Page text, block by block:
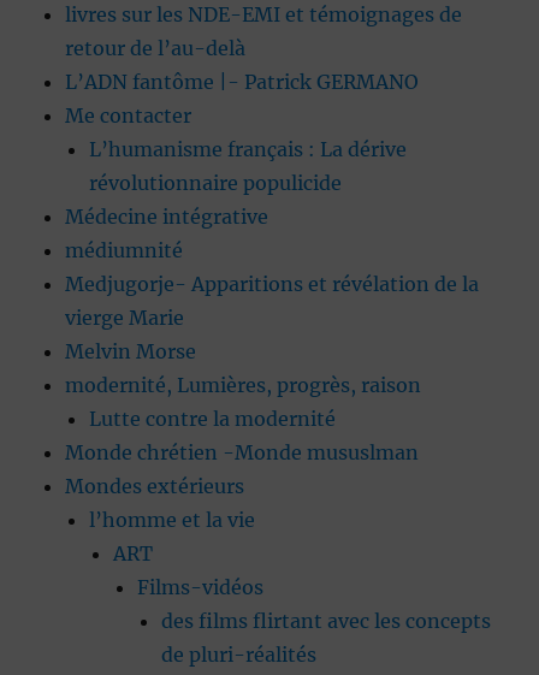
livres sur les NDE-EMI et témoignages de
retour de l’au-delà
L’ADN fantôme |- Patrick GERMANO
Me contacter
L’humanisme français : La dérive
révolutionnaire populicide
Médecine intégrative
médiumnité
Medjugorje- Apparitions et révélation de la
vierge Marie
Melvin Morse
modernité, Lumières, progrès, raison
Lutte contre la modernité
Monde chrétien -Monde mususlman
Mondes extérieurs
l’homme et la vie
ART
Films-vidéos
des films flirtant avec les concepts
de pluri-réalités